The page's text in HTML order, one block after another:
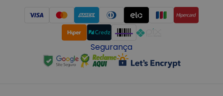
Segurança